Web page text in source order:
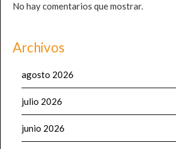
No hay comentarios que mostrar.
Archivos
agosto 2026
julio 2026
junio 2026